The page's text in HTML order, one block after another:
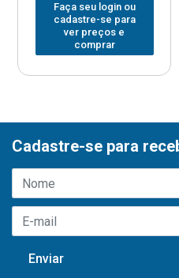
Faça seu login ou
cadastre-se para
ver preços e
comprar
Cadastre-se para